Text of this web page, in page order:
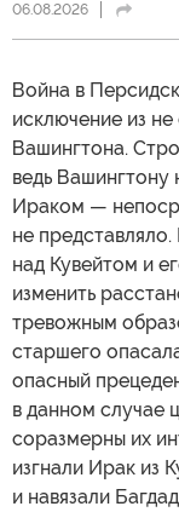
06.08.2026
Война в
исключение из
Вашингтона.
ведь Вашингтону
Ираком —
не
над Кувейтом и
изменить
тревожным
старшего
опасный
в данном случае
соразмерны их
изгнали Ирак из
и навязали